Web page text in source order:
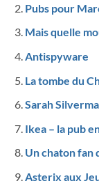
Pubs pour
Mais quelle
Antispyware
La tombe du
Sarah
Ikea – la pub
Un chaton fan
Asterix aux